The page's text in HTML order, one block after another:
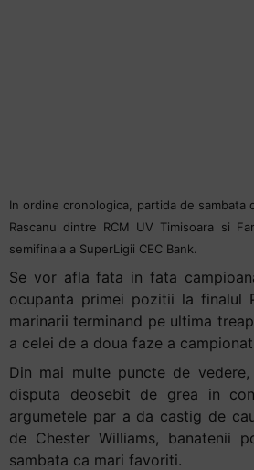
In ordine cronologica, partida de sambata
Rascanu dintre RCM UV Timisoara si
semifinala a SuperLigii CEC Bank.
Se vor afla fata in fata
ocupanta primei pozitii la finalul
marinarii terminand pe ultima
a celei de a doua faze a
Din mai multe puncte de
disputa deosebit de grea in
argumetele par a da castig de
de Chester Williams, banatenii
sambata ca mari favoriti.